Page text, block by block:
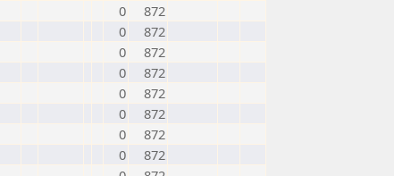
0
872
0
872
0
872
0
872
0
872
0
872
0
872
0
872